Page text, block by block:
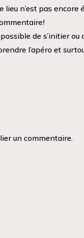
lieu n’est pas
de s’initier
l’apéro et
un commentaire.